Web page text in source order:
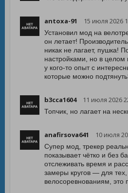
antoxa-91 15 июля 2026
Установил мод на
он летает!
никак не лагает, пушка!
настройками, но в целом
у кого-то опыт с
которые можно
b3cca1604 11 июля 2026
Топчик, но лагает на
anafirsova641 10 июля
Супер мод, трекер
показывает чётко и без
отслеживать время и
замеры кругов — для тех,
велосоревнованиям, это